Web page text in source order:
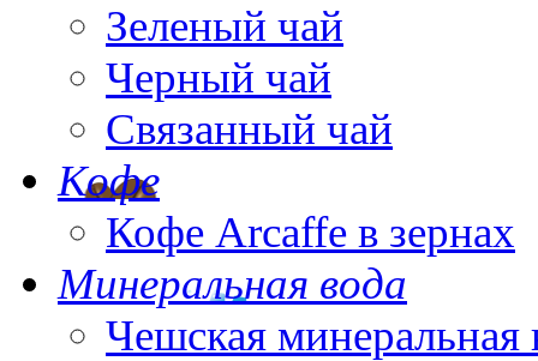
Зеленый чай
Черный чай
Связанный чай
Кофе
Кофе Arcaffe в зернах
Минеральная вода
Чешская минеральная